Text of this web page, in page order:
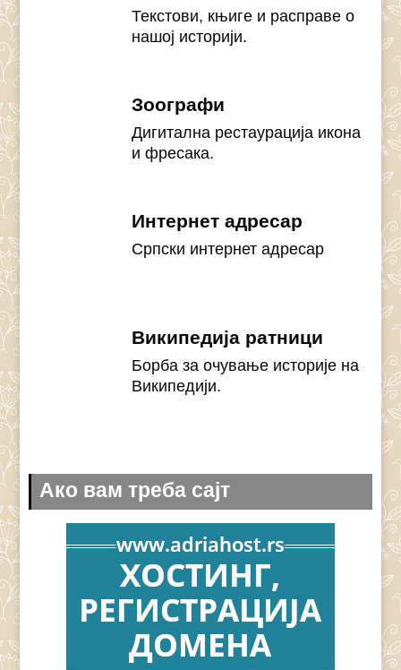
Текстови, књиге и расправе о
нашој историји.
Зоографи
Дигитална рестаурација икона
и фресака.
Интернет адресар
Српски интернет адресар
Википедија ратници
Борба за очување историје на
Википедији.
Ако вам треба сајт